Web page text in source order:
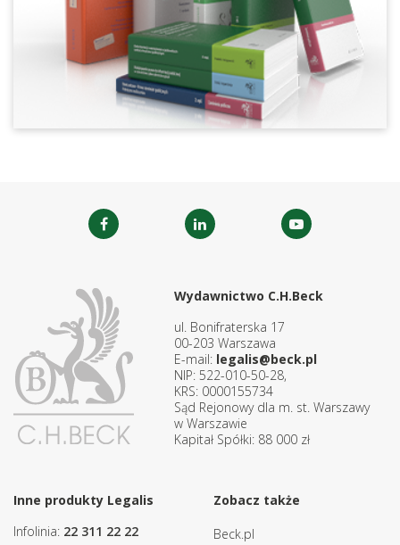
Wydawnictwo C.H.Beck
ul. Bonifraterska 17
00-203 Warszawa
E-mail: legalis@beck.pl
NIP: 522-010-50-28,
KRS: 0000155734
Sąd Rejonowy dla m. st. Warszawy
w Warszawie
Kapitał Spółki: 88 000 zł
Inne produkty Legalis
Infolinia: 22 311 22 22
Zobacz także
Beck.pl